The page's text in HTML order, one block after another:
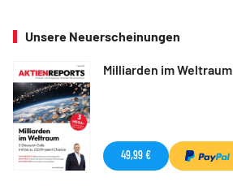
Unsere Neuerscheinungen
Milliarden im Weltraum
49,99 €